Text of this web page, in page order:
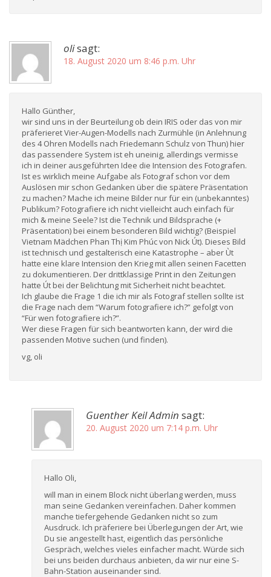
olisagt:
18. August 2020 um 8:46 p.m. Uhr
Hallo Günther,
wir sind uns in der Beurteilung ob dein IRIS oder das von mir
präferieret Vier-Augen-Modells nach Zurmühle (in Anlehnung
des 4 Ohren Modells nach Friedemann Schulz von Thun) hier
das passendere System ist eh uneinig, allerdings vermisse
ich in deiner ausgeführten Idee die Intension des Fotografen.
Ist es wirklich meine Aufgabe als Fotograf schon vor dem
Auslösen mir schon Gedanken über die spätere Präsentation
zu machen? Mache ich meine Bilder nur für ein (unbekanntes)
Publikum? Fotografiere ich nicht vielleicht auch einfach für
mich & meine Seele? Ist die Technik und Bildsprache (+
Präsentation) bei einem besonderen Bild wichtig? (Beispiel
Vietnam Mädchen Phan Thị Kim Phúc von Nick Út). Dieses Bild
ist technisch und gestalterisch eine Katastrophe – aber Ùt
hatte eine klare Intension den Krieg mit allen seinen Facetten
zu dokumentieren. Der drittklassige Print in den Zeitungen
hatte Út bei der Belichtung mit Sicherheit nicht beachtet.
Ich glaube die Frage 1 die ich mir als Fotograf stellen sollte ist
die Frage nach dem “Warum fotografiere ich?” gefolgt von
“Für wen fotografiere ich?”.
Wer diese Fragen für sich beantworten kann, der wird die
passenden Motive suchen (und finden).
vg, oli
Guenther Keil Admin sagt:
20. August 2020 um 7:14 p.m. Uhr
Hallo Oli,
will man in einem Block nicht überlang werden, muss
man seine Gedanken vereinfachen. Daher kommen
manche tiefergehende Gedanken nicht so zum
Ausdruck. Ich präferiere bei Überlegungen der Art, wie
Du sie angestellt hast, eigentlich das persönliche
Gespräch, welches vieles einfacher macht. Würde sich
bei uns beiden durchaus anbieten, da wir nur eine S-
Bahn-Station auseinander sind.